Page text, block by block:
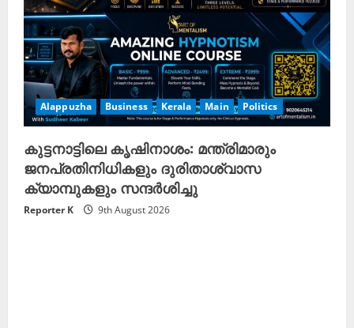
Alappuzha Business Kerala Main Politics
കുട്ടനാട്ടിലെ കൃഷിനാശം: മന്ത്രിമാരും
ജനപ്രതിനിധികളും ദുരിതാശ്വാസ
ക്യാമ്പുകളും സന്ദർശിച്ചു
Reporter K 9th August 2026